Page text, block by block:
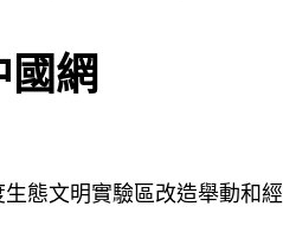
網
態文明實驗區改造舉動和